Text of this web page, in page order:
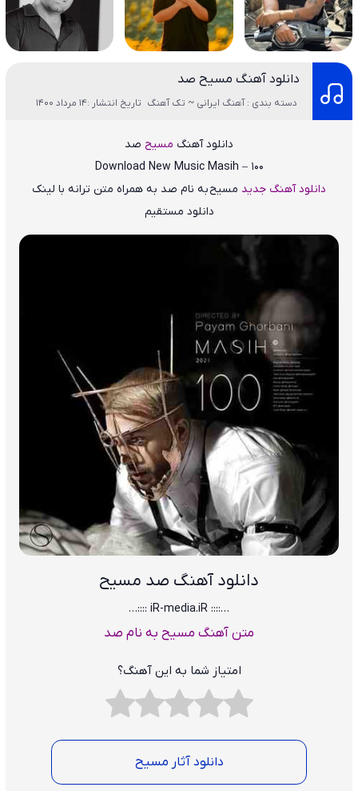
دانلود آهنگ مسیح صد
دسته بندی : آهنگ ایرانی ~ تک آهنگ تاریخ انتشار :14 مرداد 1400
دانلود آهنگ مسیح صد
Download New MusicMasih – 100
دانلود آهنگ جدید مسیحبه نام صد به همراه متن ترانه با لینک
دانلود مستقیم
دانلود آهنگ صد مسیح
…:::: iR-media.iR ::::…
متن آهنگ مسیح به نام صد
امتیاز شما به این آهنگ؟
دانلود آثار مسیح